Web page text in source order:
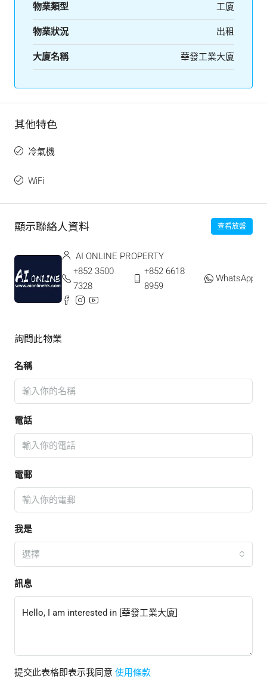
物業類型 工廈
物業狀況 出租
大廈名稱 華發工業大廈
其他特色
冷氣機
WiFi
顯示聯絡人資料 查看放盤
AI ONLINE PROPERTY
+852 3500
7328
+852 6618
8959
WhatsApp
詢問此物業
名稱
電話
電郵
我是
選擇
訊息
提交此表格即表示我同意 使用條款